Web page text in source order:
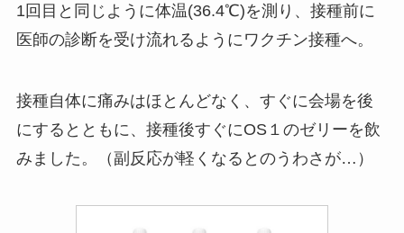
1回目と同じように体温(36.4℃)を測り、接種前に
医師の診断を受け流れるようにワクチン接種へ。
接種自体に痛みはほとんどなく、すぐに会場を後
にするとともに、接種後すぐにOS１のゼリーを飲
みました。（副反応が軽くなるとのうわさが…）